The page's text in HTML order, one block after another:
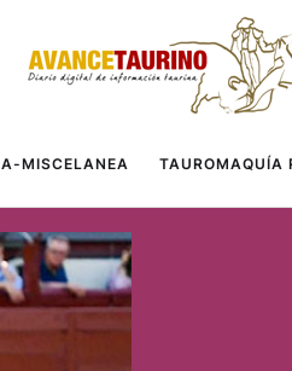
MISCELANEA TAUROMAQUÍA